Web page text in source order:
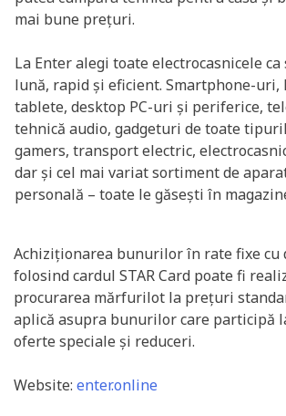
mai bune prețuri.
La Enter alegi toate electrocasnicele ca
lună, rapid și eficient. Smartphone-
tablete, desktop PC-uri și periferice,
tehnică audio, gadgeturi de toate
gamers, transport electric,
dar și cel mai variat sortiment de
personală – toate le găsești în
Achiziționarea bunurilor în rate fixe cu
folosind cardul STAR Card poate fi
procurarea mărfurilot la prețuri
aplică asupra bunurilor care participă
oferte speciale și reduceri.
Website: enter.online